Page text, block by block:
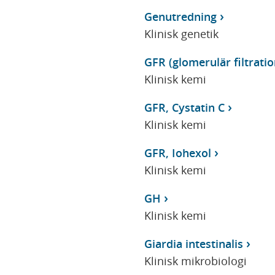
Genutredning
Klinisk genetik
GFR (glomerulär
Klinisk kemi
GFR, Cystatin C
Klinisk kemi
GFR, Iohexol
Klinisk kemi
GH
Klinisk kemi
Giardia intestinalis
Klinisk mikrobiologi